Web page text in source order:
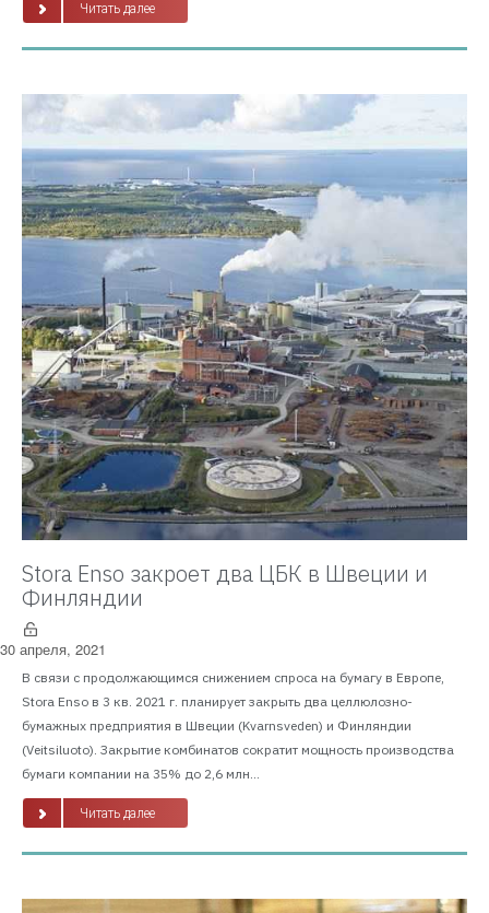
Читать далее
Stora Enso закроет два ЦБК в Швеции и
Финляндии
30 апреля, 2021
В связи с продолжающимся снижением спроса на бумагу в Европе,
Stora Enso в 3 кв. 2021 г. планирует закрыть два целлюлозно-
бумажных предприятия в Швеции (Kvarnsveden) и Финляндии
(Veitsiluoto). Закрытие комбинатов сократит мощность производства
бумаги компании на 35% до 2,6 млн...
Читать далее